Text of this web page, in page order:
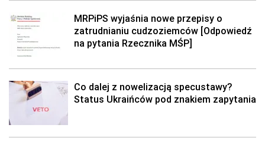
MRPiPS wyjaśnia nowe przepisy o
zatrudnianiu cudzoziemców [Odpowiedź
na pytania Rzecznika MŚP]
Co dalej z nowelizacją specustawy?
Status Ukraińców pod znakiem zapytania